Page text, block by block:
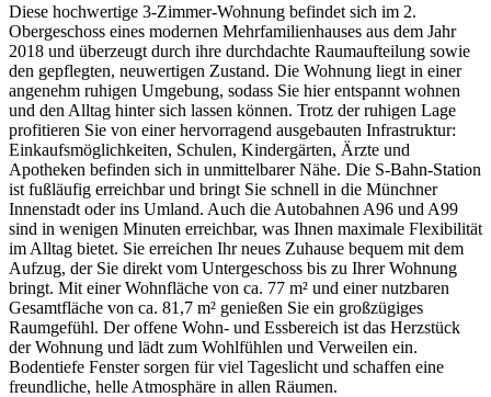
Diese hochwertige 3-Zimmer-Wohnung befindet sich im 2.
Obergeschoss eines modernen Mehrfamilienhauses aus dem Jahr
2018 und überzeugt durch ihre durchdachte Raumaufteilung sowie
den gepflegten, neuwertigen Zustand. Die Wohnung liegt in einer
angenehm ruhigen Umgebung, sodass Sie hier entspannt wohnen
und den Alltag hinter sich lassen können. Trotz der ruhigen Lage
profitieren Sie von einer hervorragend ausgebauten Infrastruktur:
Einkaufsmöglichkeiten, Schulen, Kindergärten, Ärzte und
Apotheken befinden sich in unmittelbarer Nähe. Die S-Bahn-Station
ist fußläufig erreichbar und bringt Sie schnell in die Münchner
Innenstadt oder ins Umland. Auch die Autobahnen A96 und A99
sind in wenigen Minuten erreichbar, was Ihnen maximale Flexibilität
im Alltag bietet. Sie erreichen Ihr neues Zuhause bequem mit dem
Aufzug, der Sie direkt vom Untergeschoss bis zu Ihrer Wohnung
bringt. Mit einer Wohnfläche von ca. 77 m² und einer nutzbaren
Gesamtfläche von ca. 81,7 m² genießen Sie ein großzügiges
Raumgefühl. Der offene Wohn- und Essbereich ist das Herzstück
der Wohnung und lädt zum Wohlfühlen und Verweilen ein.
Bodentiefe Fenster sorgen für viel Tageslicht und schaffen eine
freundliche, helle Atmosphäre in allen Räumen.